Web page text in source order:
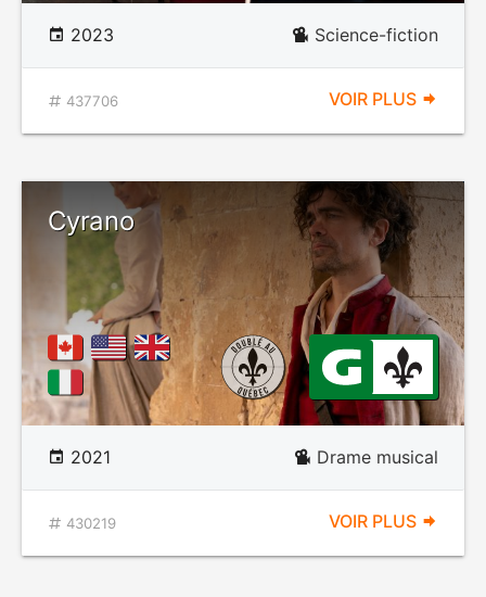
2023 Science-fiction
437706 VOIR PLUS
Cyrano
2021 Drame musical
430219 VOIR PLUS